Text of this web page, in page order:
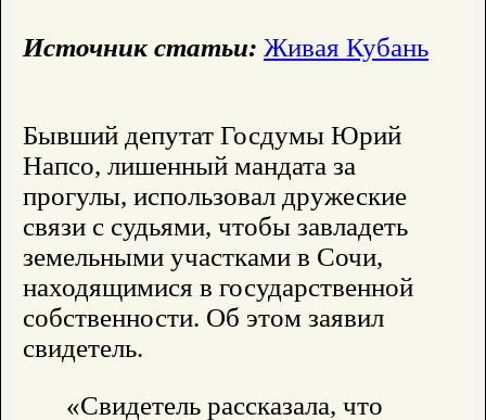
Источник статьи: Живая Кубань
Бывший депутат Госдумы Юрий
Напсо, лишенный мандата за
прогулы, использовал дружеские
связи с судьями, чтобы завладеть
земельными участками в Сочи,
находящимися в государственной
собственности. Об этом заявил
свидетель.
«Свидетель рассказала, что